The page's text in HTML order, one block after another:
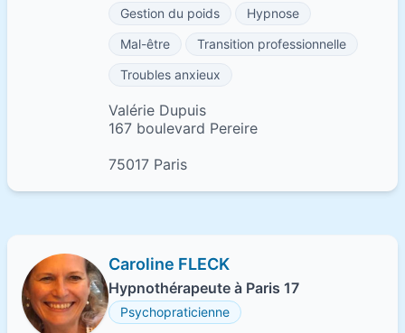
Gestion du poids
Hypnose
Mal-être
Transition professionnelle
Troubles anxieux
Valérie Dupuis
167 boulevard Pereire
75017 Paris
Caroline FLECK
Hypnothérapeute à Paris 17
Psychopraticienne